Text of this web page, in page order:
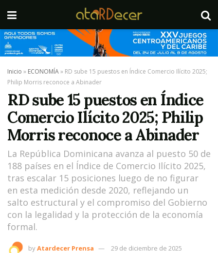
Inicio » ECONOMÍA» RD sube 15 puestos en Índice Comercio Ilícito 2025;
Philip Morris reconoce a Abinader
RD sube 15 puestos en Índice
Comercio Ilícito 2025; Philip
Morris reconoce a Abinader
La República Dominicana avanza al puesto 50 de
188 países en el Índice de Comercio Ilícito 2025,
tras escalar 15 posiciones luego de no figurar
en esta medición desde 2020, reflejando un
salto estructural y el compromiso del Gobierno
con la legalidad y la protección de la economía
formal.
byAtardecer Prensa
29 de diciembre de 2025